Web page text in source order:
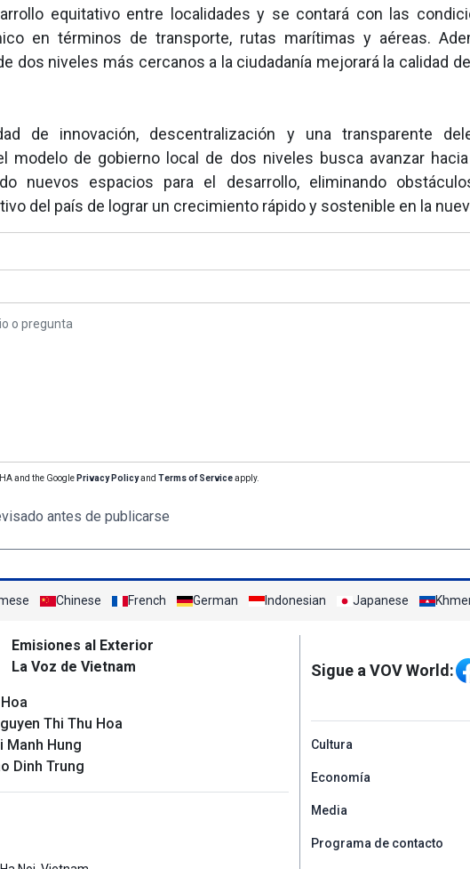
equitativo entre localidades y se contará con las
en términos de transporte, rutas marítimas y aéreas.
dos niveles más cercanos a la ciudadanía mejorará la calidad
de innovación, descentralización y una transparente
modelo de gobierno local de dos niveles busca avanzar
nuevos espacios para el desarrollo, eliminando
del país de lograr un crecimiento rápido y sostenible en la
and the Google Privacy Policyand Terms of Serviceapply.
antes de publicarse
Chinese French German Indonesian Japanese
Emisiones al Exterior
La Voz de Vietnam
Thi Thu Hoa
Manh Hung
Dinh Trung
Mạng xã hội
Sigue a VOV World:
menu footer
Cultura
Economía
Media
Programa de contacto